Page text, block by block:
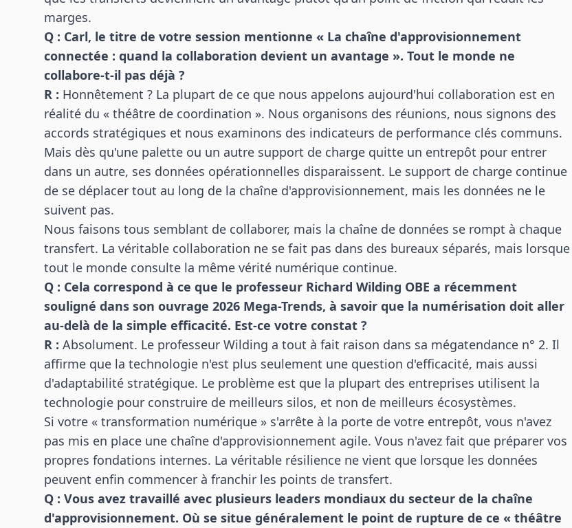
marges.
Q : Carl, le titre de votre session mentionne « La chaîne d'approvisionnement
connectée : quand la collaboration devient un avantage ». Tout le monde ne
collabore-t-il pas déjà ?
R : Honnêtement ? La plupart de ce que nous appelons aujourd'hui collaboration est en
réalité du « théâtre de coordination ». Nous organisons des réunions, nous signons des
accords stratégiques et nous examinons des indicateurs de performance clés communs.
Mais dès qu'une palette ou un autre support de charge quitte un entrepôt pour entrer
dans un autre, ses données opérationnelles disparaissent. Le support de charge continue
de se déplacer tout au long de la chaîne d'approvisionnement, mais les données ne le
suivent pas.
Nous faisons tous semblant de collaborer, mais la chaîne de données se rompt à chaque
transfert. La véritable collaboration ne se fait pas dans des bureaux séparés, mais lorsque
tout le monde consulte la même vérité numérique continue.
Q : Cela correspond à ce que le professeur Richard Wilding OBE a récemment
souligné dans son ouvrage 2026 Mega-Trends, à savoir que la numérisation doit aller
au-delà de la simple efficacité. Est-ce votre constat ?
R : Absolument. Le professeur Wilding a tout à fait raison dans sa mégatendance n° 2. Il
affirme que la technologie n'est plus seulement une question d'efficacité, mais aussi
d'adaptabilité stratégique. Le problème est que la plupart des entreprises utilisent la
technologie pour construire de meilleurs silos, et non de meilleurs écosystèmes.
Si votre « transformation numérique » s'arrête à la porte de votre entrepôt, vous n'avez
pas mis en place une chaîne d'approvisionnement agile. Vous n'avez fait que préparer vos
propres fondations internes. La véritable résilience ne vient que lorsque les données
peuvent enfin commencer à franchir les points de transfert.
Q : Vous avez travaillé avec plusieurs leaders mondiaux du secteur de la chaîne
d'approvisionnement. Où se situe généralement le point de rupture de ce « théâtre